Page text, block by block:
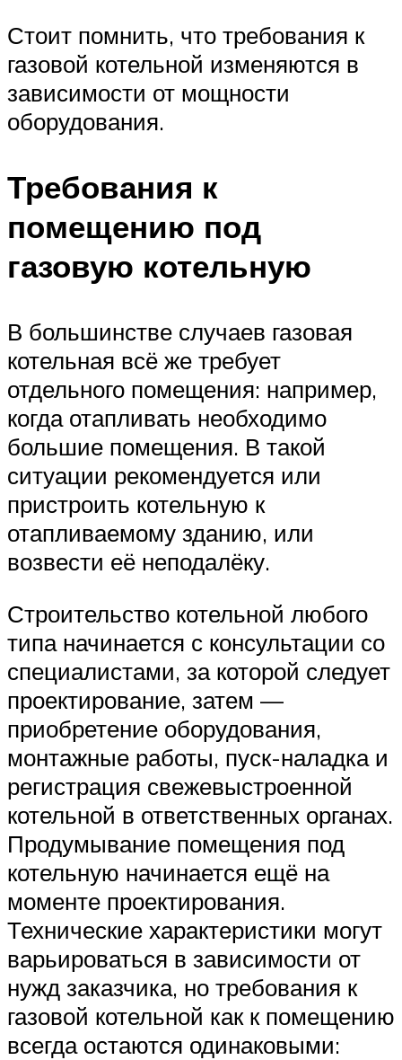
Стоит помнить, что требования к
газовой котельной изменяются в
зависимости от мощности
оборудования.
Требования к
помещению под
газовую котельную
В большинстве случаев газовая
котельная всё же требует
отдельного помещения: например,
когда отапливать необходимо
большие помещения. В такой
ситуации рекомендуется или
пристроить котельную к
отапливаемому зданию, или
возвести её неподалёку.
Строительство котельной любого
типа начинается с консультации со
специалистами, за которой следует
проектирование, затем —
приобретение оборудования,
монтажные работы, пуск-наладка и
регистрация свежевыстроенной
котельной в ответственных органах.
Продумывание помещения под
котельную начинается ещё на
моменте проектирования.
Технические характеристики могут
варьироваться в зависимости от
нужд заказчика, но требования к
газовой котельной как к помещению
всегда остаются одинаковыми: